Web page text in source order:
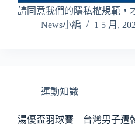
請同意我們的隱私權規範
News小編
1 5 月,
運動知識
湯優盃羽球賽 台灣男子遭